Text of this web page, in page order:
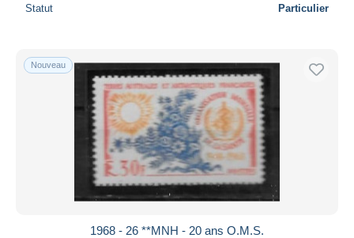
Statut Particulier
Nouveau
1968 - 26 **MNH - 20 ans O.M.S.